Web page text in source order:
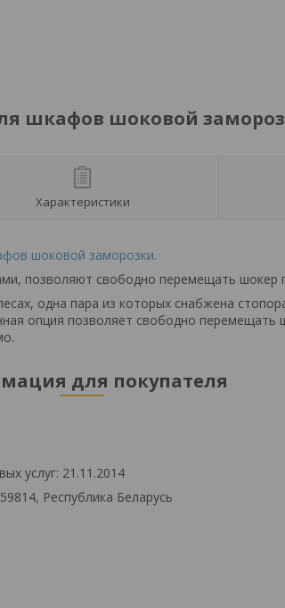
шкафов шоковой
Характеристики
шоковой заморозки.
позволяют свободно перемещать шокер
одна пара из которых снабжена
опция позволяет свободно
для покупателя
услуг: 21.11.2014
Республика Беларусь